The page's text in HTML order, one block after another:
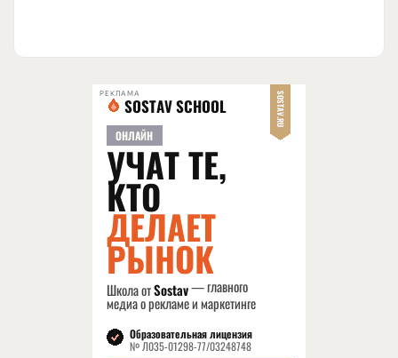
РЕКЛАМА